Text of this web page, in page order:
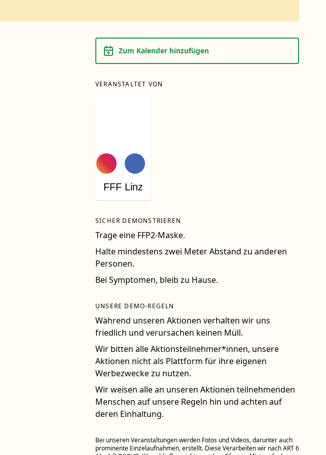
Zum Kalender hinzufügen
VERANSTALTET VON
FFF Linz
SICHER DEMONSTRIEREN
Trage eine FFP2-Maske.
Halte mindestens zwei Meter Abstand zu anderen
Personen.
Bei Symptomen, bleib zu Hause.
UNSERE DEMO-REGELN
Während unseren Aktionen verhalten wir uns
friedlich und verursachen keinen Müll.
Wir bitten alle Aktionsteilnehmer*innen, unsere
Aktionen nicht als Plattform für ihre eigenen
Werbezwecke zu nutzen.
Wir weisen alle an unseren Aktionen teilnehmenden
Menschen auf unsere Regeln hin und achten auf
deren Einhaltung.
Bei unseren Veranstaltungen werden Fotos und Videos, darunter auch
prominente Einzelaufnahmen, erstellt. Diese Verarbeiten wir nach ART 6